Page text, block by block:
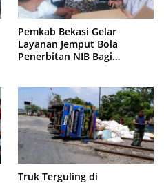
Pemkab Bekasi Gelar
Layanan Jemput Bola
Penerbitan NIB Bagi
Truk Terguling di